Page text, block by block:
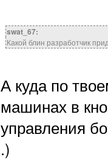
swat_67:
Какой блин разработчик
А куда по
машинах в
управления
.)